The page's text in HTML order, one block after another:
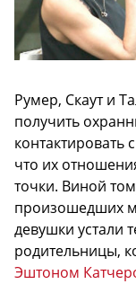
Румер, Скаут и
получить
что их
точки. Виной
произошедших
девушки устали
родительницы,
Эштоном